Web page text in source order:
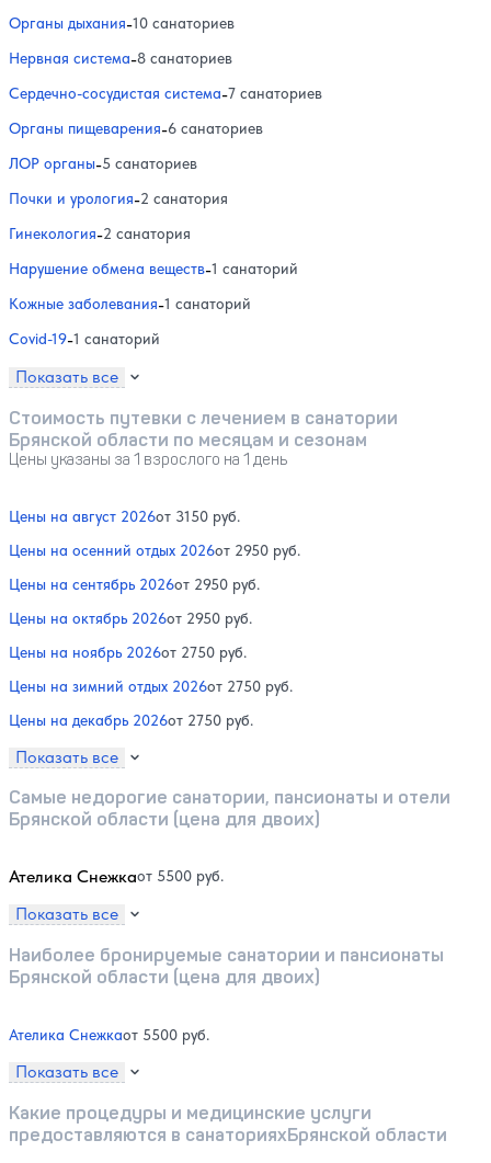
Органы дыхания-10 санаториев
Нервная система-8 санаториев
Сердечно-сосудистая система-7 санаториев
Органы пищеварения-6 санаториев
ЛОР органы-5 санаториев
Почки и урология-2 санатория
Гинекология-2 санатория
Нарушение обмена веществ-1 санаторий
Кожные заболевания-1 санаторий
Covid-19-1 санаторий
Показать все
Стоимость путевки с лечением в санатории
Брянской области по месяцам и сезонам
Цены указаны за 1 взрослого на 1 день
Цены на август 2026от 3150 руб.
Цены на осенний отдых 2026от 2950 руб.
Цены на сентябрь 2026от 2950 руб.
Цены на октябрь 2026от 2950 руб.
Цены на ноябрь 2026от 2750 руб.
Цены на зимний отдых 2026от 2750 руб.
Цены на декабрь 2026от 2750 руб.
Показать все
Самые недорогие санатории, пансионаты и отели
Брянской области (цена для двоих)
Ателика Снежкаот 5500 руб.
Показать все
Наиболее бронируемые санатории и пансионаты
Брянской области (цена для двоих)
Ателика Снежкаот 5500 руб.
Показать все
Какие процедуры и медицинские услуги
предоставляются в санаторияхБрянской области